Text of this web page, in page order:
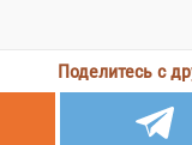
Поделитесь с